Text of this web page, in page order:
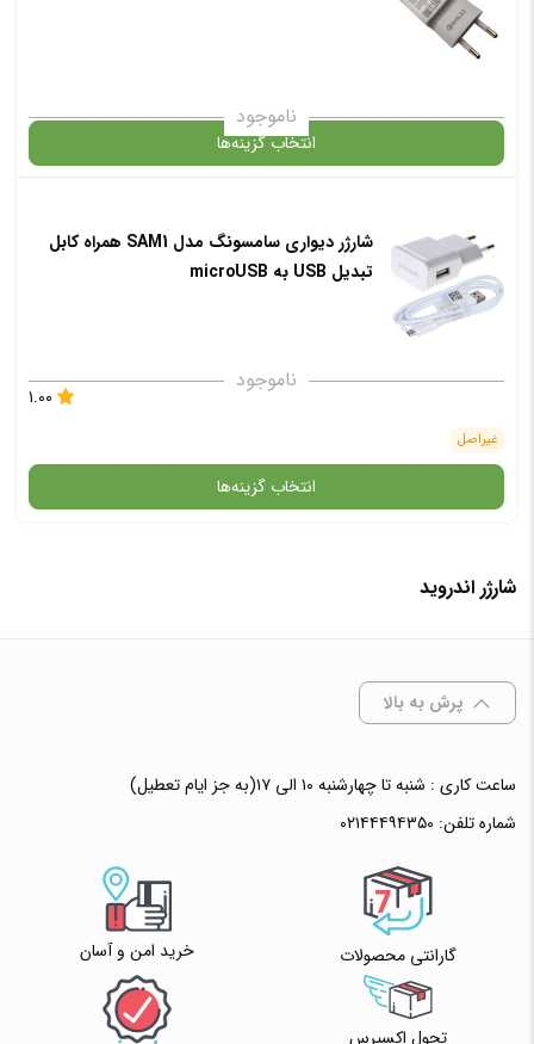
✧ چت با پشتیبان واتس آپ
انتخاب رنگ
✧ چت با پشتیبان واتس آپ
ناموجود
انتخاب گزینه‌ها
گارانتی
انتخاب رنگ: سفید
افزودن به سبد خرید
شارژر دیواری سامسونگ مدل SAM1 همراه کابل
تبدیل USB به microUSB
ناموجود
۱.۰۰
غیراصل
انتخاب گزینه‌ها
در حال حاضر این محصول در انبار موجود نیست و در دسترس نمی باشد.
شارژر اندروید
پرش به بالا
ساعت کاری : شنبه تا چهارشنبه ۱۰ الی ۱۷(به جز ایام تعطیل)
شماره تلفن: ۰۲۱۴۴۴۹۴۳۵۰
گارانتی محصولات خرید امن و آسان
تحول اکسپرس